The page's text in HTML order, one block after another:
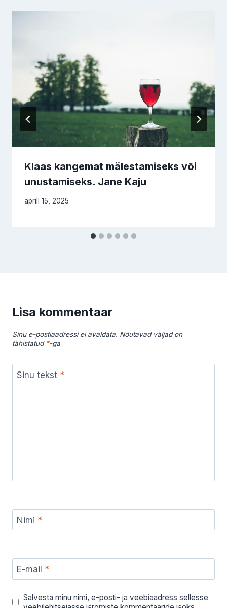
Klaas kangemat mälestamiseks või
unustamiseks. Jane Kaju
aprill 15, 2025
Lisa kommentaar
Sinu e-postiaadressi ei avaldata. Nõutavad väljad on
tähistatud *-ga
Sinu tekst *
Nimi *
E-mail *
Salvesta minu nimi, e-posti- ja veebiaadress sellesse